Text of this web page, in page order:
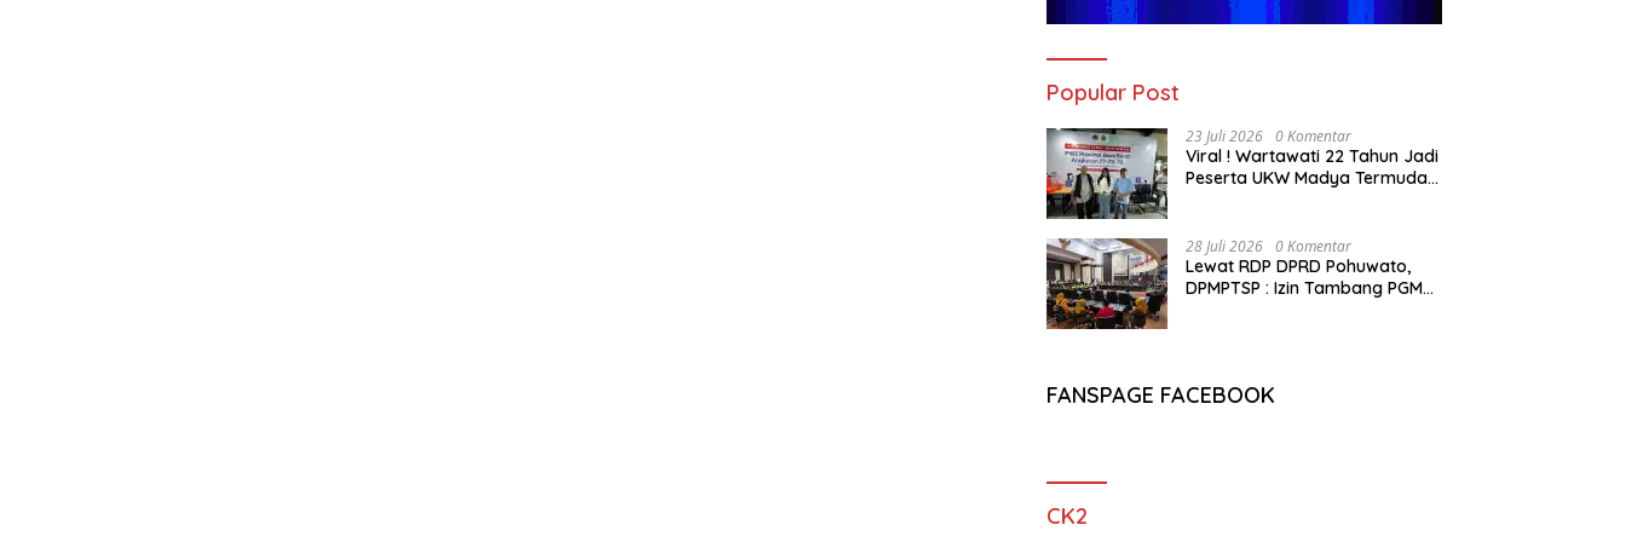
Popular Post
23 Juli 2026 0 Komentar
Viral ! Wartawati 22 Tahun Jadi
Peserta UKW Madya Termuda
28 Juli 2026 0 Komentar
Lewat RDP DPRD Pohuwato,
DPMPTSP : Izin Tambang PGM
FANSPAGE FACEBOOK
CK2